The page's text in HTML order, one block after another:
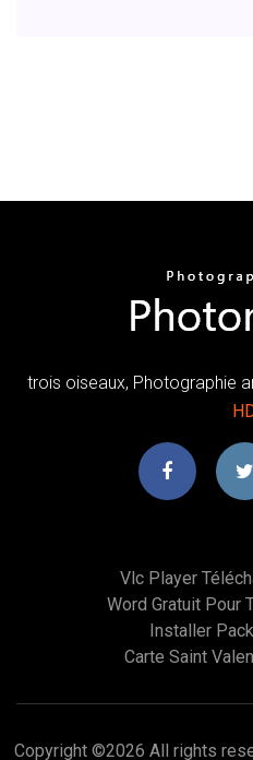
trois oiseaux, Photographie
Vlc Player
Word Gratuit Pour
Installer
Carte Saint
Copyright ©2026 All rights